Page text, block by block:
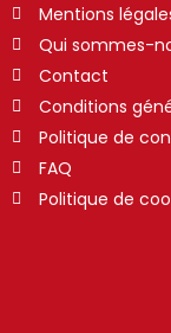
Mentions
Qui sommes-
Contact
Conditions
Politique de
FAQ
Politique de